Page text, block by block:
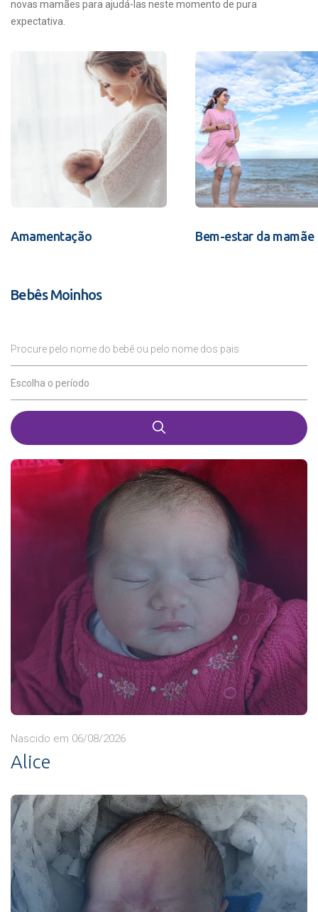
novas mamães para ajudá-las neste momento de pura
expectativa.
Amamentação Bem-estar da mamãe
Bebês Moinhos
Procure pelo nome do bebê ou pelo nome dos pais
Escolha o período
Nascido em 06/08/2026
Alice